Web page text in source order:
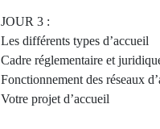
JOUR 3 :
Les différents types d’accueil
Cadre réglementaire et
Fonctionnement des réseaux
Votre projet d’accueil